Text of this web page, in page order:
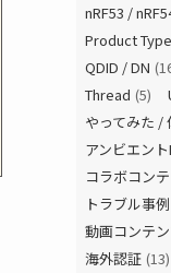
nRF53 /
Product
QDID / DN
Thread (5)
やってみた /
アンビエン
コラボコン
トラブル事例
動画コンテ
海外認証 (13)